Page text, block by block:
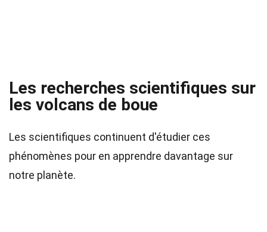
Les recherches scientifiques sur
les volcans de boue
Les scientifiques continuent d'étudier ces
phénomènes pour en apprendre davantage sur
notre planète.